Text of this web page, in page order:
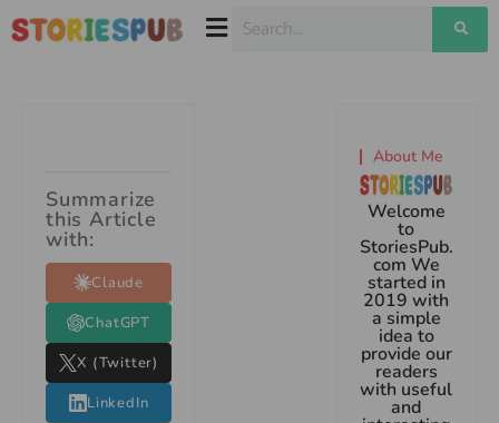
Summarize
this Article
with:
Claude
ChatGPT
X (Twitter)
LinkedIn
About Me
Welcome
to
StoriesPub.
com We
started in
2019 with
a simple
idea to
provide our
readers
with useful
and